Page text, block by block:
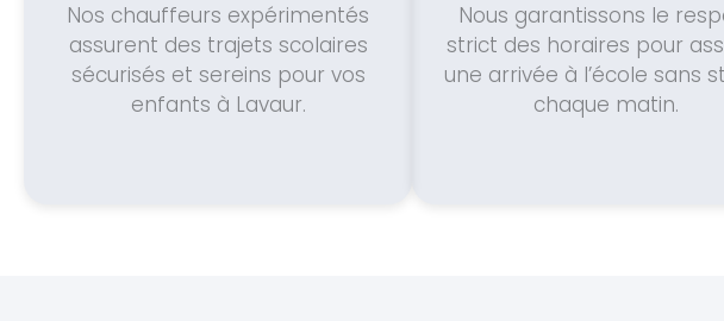
Nos chauffeurs expérimentés
assurent des trajets scolaires
sécurisés et sereins pour vos
enfants à Lavaur.
Nous garantissons le
strict des horaires pour
une arrivée à l’école sans
chaque matin.